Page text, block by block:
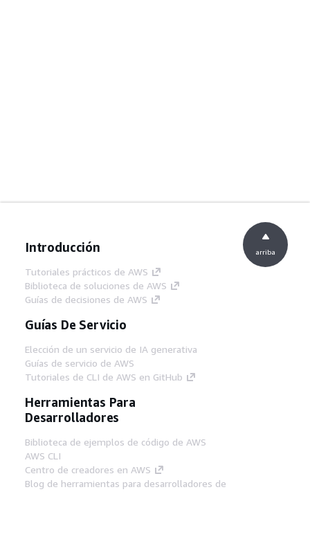
Introducción
Tutoriales prácticos de AWS
Biblioteca de soluciones de AWS
Guías de decisiones de AWS
Guías De Servicio
Elección de un servicio de IA generativa
Guías de servicio de AWS
Tutoriales de CLI de AWS en GitHub
Herramientas Para
Desarrolladores
Biblioteca de ejemplos de código de AWS
AWS CLI
Centro de creadores en AWS
Blog de herramientas para desarrolladores de
arriba